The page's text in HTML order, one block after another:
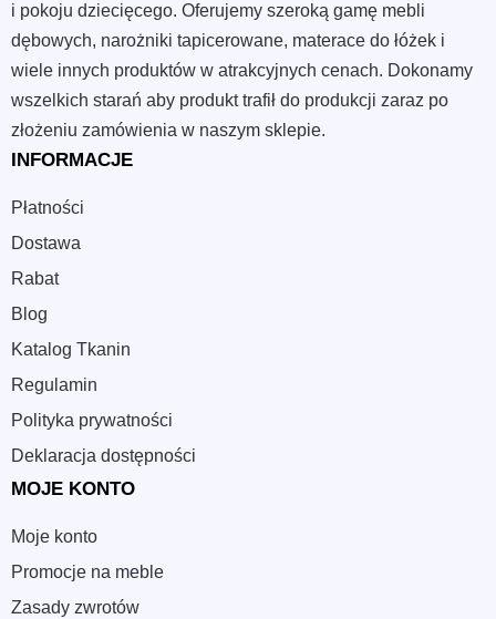
i pokoju dziecięcego. Oferujemy szeroką gamę mebli
dębowych, narożniki tapicerowane, materace do łóżek i
wiele innych produktów w atrakcyjnych cenach. Dokonamy
wszelkich starań aby produkt trafił do produkcji zaraz po
złożeniu zamówienia w naszym sklepie.
INFORMACJE
Płatności
Dostawa
Rabat
Blog
Katalog Tkanin
Regulamin
Polityka prywatności
Deklaracja dostępności
MOJE KONTO
Moje konto
Promocje na meble
Zasady zwrotów